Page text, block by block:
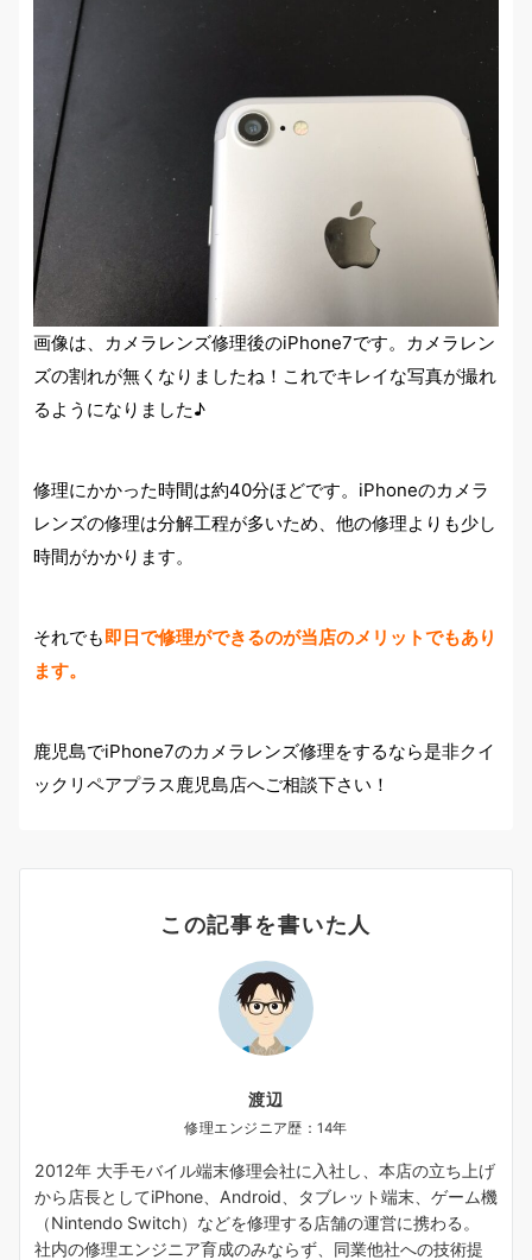
画像は、カメラレンズ修理後のiPhone7です。カメラレン
ズの割れが無くなりましたね！これでキレイな写真が撮れ
るようになりました♪
修理にかかった時間は約40分ほどです。iPhoneのカメラ
レンズの修理は分解工程が多いため、他の修理よりも少し
時間がかかります。
それでも即日で修理ができるのが当店のメリットでもあり
ます。
鹿児島でiPhone7のカメラレンズ修理をするなら是非クイ
ックリペアプラス鹿児島店へご相談下さい！
この記事を書いた人
渡辺
修理エンジニア歴：14年
2012年 大手モバイル端末修理会社に入社し、本店の立ち上げ
から店長としてiPhone、Android、タブレット端末、ゲーム機
（Nintendo Switch）などを修理する店舗の運営に携わる。
社内の修理エンジニア育成のみならず、同業他社への技術提